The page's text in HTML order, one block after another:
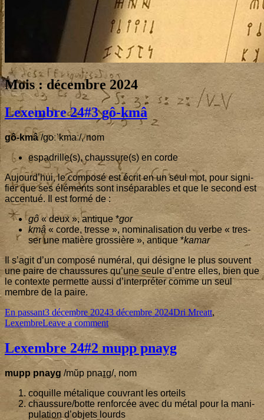
Mois :décembre 2024
Lexembre24#3gô-kmâ
gô-kmâ/goːˈkmaː/, nom
espadrille(s), chaussure(s) en corde
Aujourd’­hui, le com­po­sé est écrit en un seul mot, pour signi­
fier que ses élé­ments sont insé­pa­rables et que le second est
accen­tué. Il est for­mé de :
gô« deux », antique *gor
kmâ « corde, tresse », nomi­na­li­sa­tion du verbe « tres­
ser une matière gros­sière », antique *kamar
Il s’a­git d’un com­po­sé numé­ral, qui désigne le plus sou­vent
une paire de chaus­sures qu’une seule d’entre elles, bien que
le contexte per­mette aus­si d’in­ter­pré­ter comme un seul
membre de la paire.
Format
En passantPublished
on
3 décembre 20243 décembre 2024Categories
Dri Mreatt,
LexembreLeave a commenton
Lexembre
24 #3
gô-
kmâ
Lexembre24#2 mupp pnayg
mupp pnayg /mŭp pnaɪ̯g/, nom
coquille méta­lique cou­vrant les orteils
chaussure/botte ren­for­cée avec du métal pour la mani­
pu­la­tion d’ob­jets lourds